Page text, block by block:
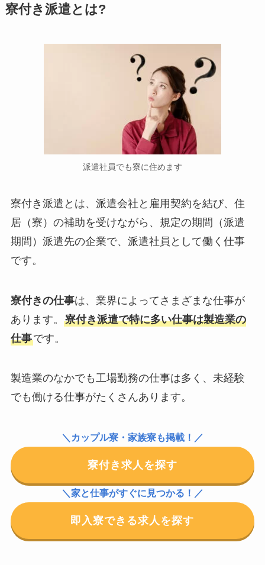
寮付き派遣とは?
派遣社員でも寮に住めます
寮付き派遣とは、派遣会社と雇用契約を結び、住
居（寮）の補助を受けながら、規定の期間（派遣
期間）派遣先の企業で、派遣社員として働く仕事
です。
寮付きの仕事は、業界によってさまざまな仕事が
あります。 寮付き派遣で特に多い仕事は製造業の
仕事です。
製造業のなかでも工場勤務の仕事は多く、未経験
でも働ける仕事がたくさんあります。
＼カップル寮・家族寮も掲載！／
寮付き求人を探す
＼家と仕事がすぐに見つかる！／
即入寮できる求人を探す